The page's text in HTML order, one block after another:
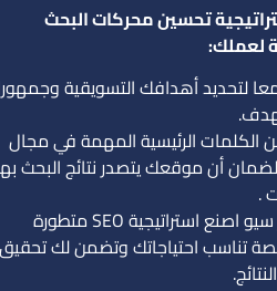
تحسين محركات البحث
لتحديد أهدافك التسويقية
الكلمات الرئيسية المهمة في مجال
أن موقعك يتصدر نتائج البحث
.
كـ خبير سيو اصنع استراتيجية SEO متطورة
تناسب احتياجاتك وتضمن لك تحقيق